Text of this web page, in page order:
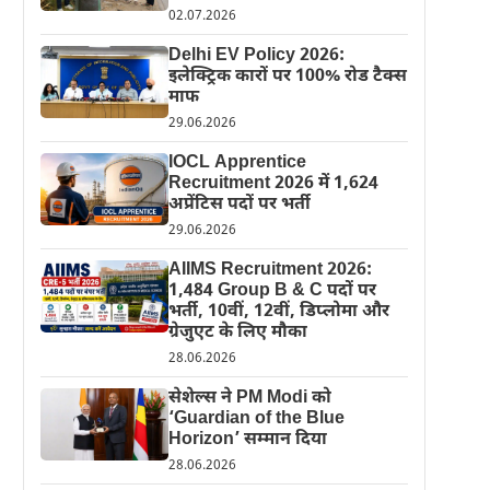
02.07.2026
Delhi EV Policy 2026:
इलेक्ट्रिक कारों पर 100% रोड टैक्स
माफ
29.06.2026
IOCL Apprentice
Recruitment 2026 में 1,624
अप्रेंटिस पदों पर भर्ती
29.06.2026
AIIMS Recruitment 2026:
1,484 Group B & C पदों पर
भर्ती, 10वीं, 12वीं, डिप्लोमा और
ग्रेजुएट के लिए मौका
28.06.2026
सेशेल्स ने PM Modi को
‘Guardian of the Blue
Horizon’ सम्मान दिया
28.06.2026